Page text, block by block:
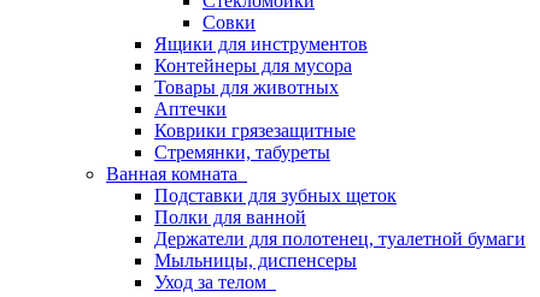
Совки
Ящики для инструментов
Контейнеры для мусора
Товары для животных
Аптечки
Коврики грязезащитные
Стремянки, табуреты
Ванная комната
Подставки для зубных щеток
Полки для ванной
Держатели для полотенец, туалетной бумаги
Мыльницы, диспенсеры
Уход за телом